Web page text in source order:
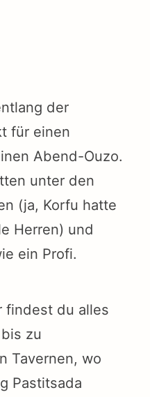
der
für einen
Abend-Ouzo.
unter den
(ja, Korfu hatte
Herren) und
ein Profi.
findest du alles
zu
Tavernen, wo
Pastitsada